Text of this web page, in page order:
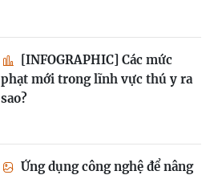
[INFOGRAPHIC] Các mức
phạt mới trong lĩnh vực thú y ra
sao?
Ứng dụng công nghệ để nâng